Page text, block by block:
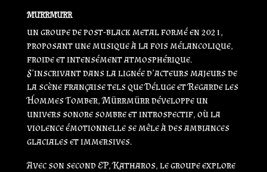
MURRMURR
un groupe de post-black metal formé en 2021,
proposant une musique à la fois mélancolique,
froide et intensément atmosphérique.
S’inscrivant dans la lignée d’acteurs majeurs de
la scène française tels queDélugeetRegarde les
Hommes Tomber, Mürrmürr développe un
univers sonore sombre et introspectif, où la
violence émotionnelle se mêle à des ambiances
glaciales et immersives.
Avec son second EP,Katharos, le groupe explore